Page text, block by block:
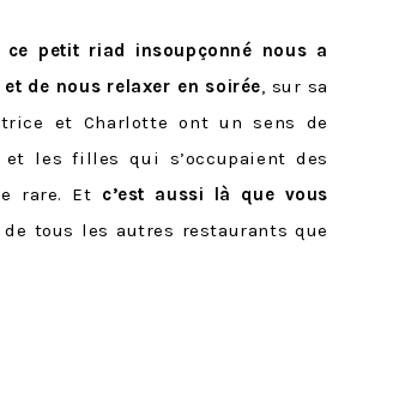
ce petit riad insoupçonné nous a
de nous relaxer en soirée, sur sa
et Charlotte ont un sens de
les filles qui s’occupaient des
rare. Et c’est aussi là que vous
de tous les autres restaurants que